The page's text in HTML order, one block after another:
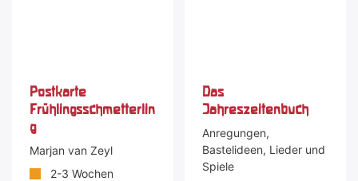
Postkarte
Frühlingsschmetterlin
g
Marjan van Zeyl
2-3 Wochen
Das
Jahreszeitenbuch
Anregungen,
Bastelideen, Lieder und
Spiele